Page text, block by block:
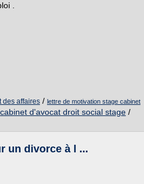
.
des affaires / lettre de motivation stage cabinet
cabinet d'avocat droit social stage /
un divorce à l ...